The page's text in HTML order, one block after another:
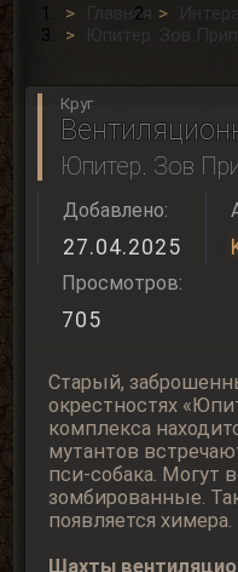
Главная
Юпитер. Зов
Круг
Юпитер. Зов
Добавлено:
27.04.2025
Просмотров:
705
Старый,
окрестностях
комплекса
мутантов
пси-собака. Могут
зомбированные.
появляется химера.
Шахты